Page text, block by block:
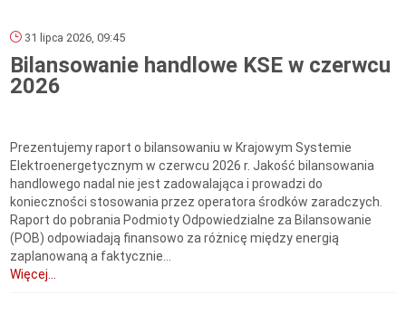
31 lipca 2026, 09:45
Bilansowanie handlowe KSE w czerwcu
2026
Prezentujemy raport o bilansowaniu w Krajowym Systemie
Elektroenergetycznym w czerwcu 2026 r. Jakość bilansowania
handlowego nadal nie jest zadowalająca i prowadzi do
konieczności stosowania przez operatora środków zaradczych.
Raport do pobrania Podmioty Odpowiedzialne za Bilansowanie
(POB) odpowiadają finansowo za różnicę między energią
zaplanowaną a faktycznie...
Więcej...